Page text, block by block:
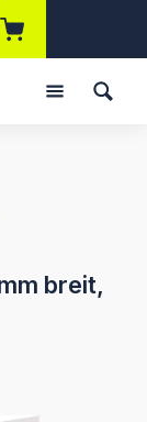
auf dem
breit,